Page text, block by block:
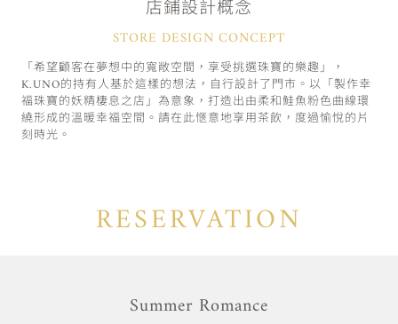
店鋪設計概念
STORE DESIGN CONCEPT
「希望顧客在夢想中的寬敞空間，享受挑選珠寶的樂趣」，
K.UNO的持有人基於這樣的想法，自行設計了門市。以「製作幸
福珠寶的妖精棲息之店」為意象，打造出由柔和鮭魚粉色曲線環
繞形成的溫暖幸福空間。請在此愜意地享用茶飲，度過愉悅的片
刻時光。
RESERVATION
Summer Romance